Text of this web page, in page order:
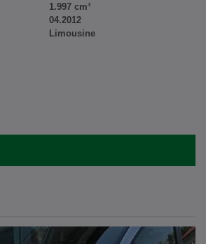
1.997 cm³
04.2012
Limousine